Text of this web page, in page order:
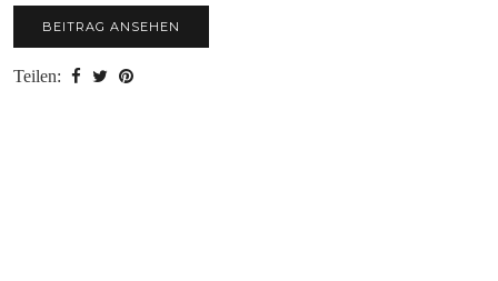
BEITRAG ANSEHEN
Teilen: